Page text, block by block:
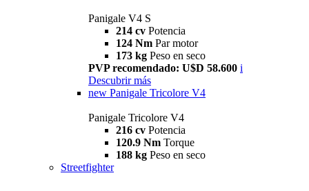
Panigale V4 S
214 cv Potencia
124 Nm Par motor
173 kg Peso en seco
PVP recomendado: U$D 58.600 i
Descubrir más
new Panigale Tricolore V4
Panigale Tricolore V4
216 cv Potencia
120.9 Nm Torque
188 kg Peso en seco
Streetfighter